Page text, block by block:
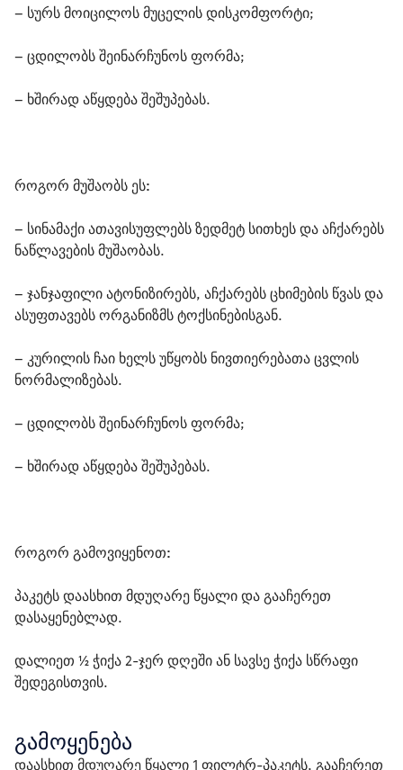
– სურს მოიცილოს მუცელის დისკომფორტი;
– ცდილობს შეინარჩუნოს ფორმა;
– ხშირად აწყდება შეშუპებას.
როგორ მუშაობს ეს:
– სინამაქი ათავისუფლებს ზედმეტ სითხეს და აჩქარებს
ნაწლავების მუშაობას.
– ჯანჯაფილი ატონიზირებს, აჩქარებს ცხიმების წვას და
ასუფთავებს ორგანიზმს ტოქსინებისგან.
– კურილის ჩაი ხელს უწყობს ნივთიერებათა ცვლის
ნორმალიზებას.
– ცდილობს შეინარჩუნოს ფორმა;
– ხშირად აწყდება შეშუპებას.
როგორ გამოვიყენოთ:
პაკეტს დაასხით მდუღარე წყალი და გააჩერეთ
დასაყენებლად.
დალიეთ ½ ჭიქა 2-ჯერ დღეში ან სავსე ჭიქა სწრაფი
შედეგისთვის.
გამოყენება
დაასხით მდუღარე წყალი 1 ფილტრ-პაკეტს, გააჩერეთ